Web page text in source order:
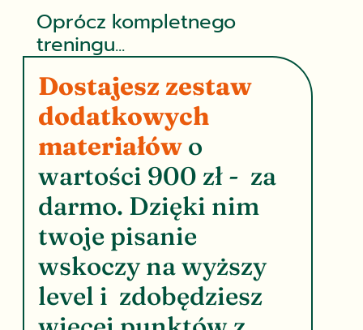
Oprócz kompletnego
treningu...
Dostajesz zestaw
dodatkowych
materiałówo
wartości 900 zł - za
darmo. Dzięki nim
twoje pisanie
wskoczy na wyższy
level i zdobędziesz